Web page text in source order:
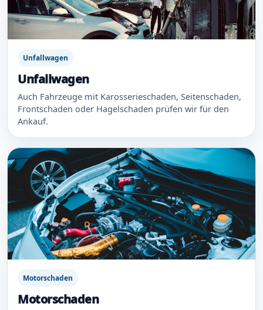
Unfallwagen
Unfallwagen
Auch Fahrzeuge mit Karosserieschaden, Seitenschaden,
Frontschaden oder Hagelschaden prüfen wir für den
Ankauf.
Motorschaden
Motorschaden